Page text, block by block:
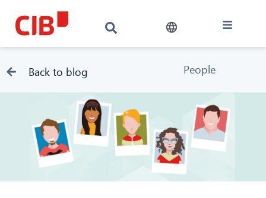
Back to blog People